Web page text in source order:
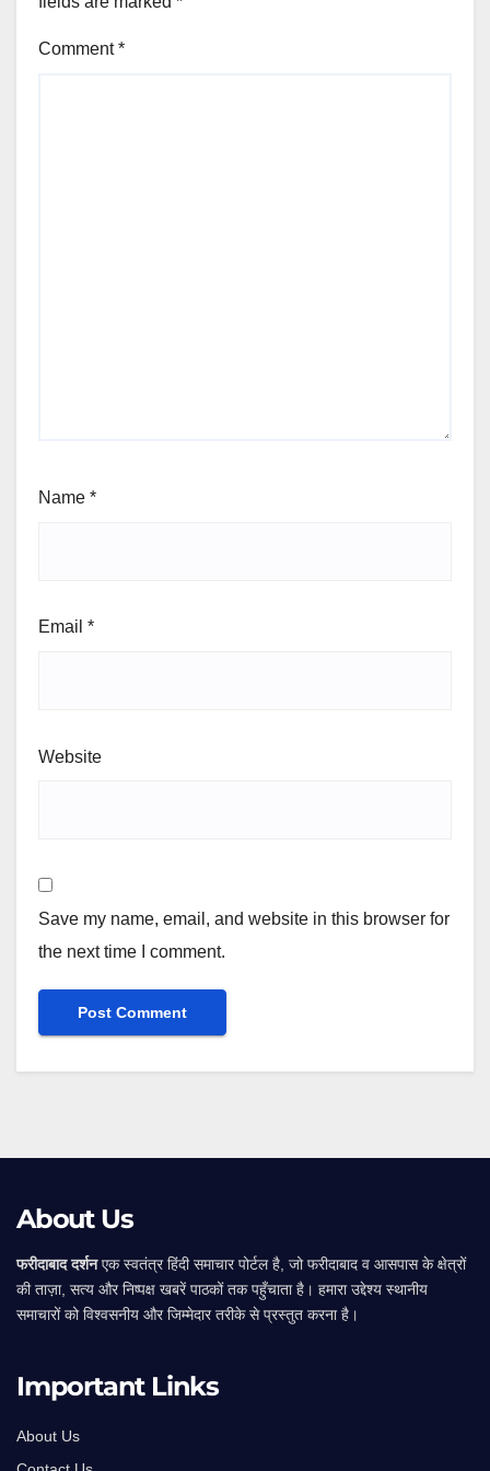
Comment*
Name *
Email *
Website
Save my name, email, and website in this browser for
the next time I comment.
About Us
फरीदाबाद दर्शनएक स्वतंत्र हिंदी समाचार पोर्टल है, जो फरीदाबाद व आसपास के क्षेत्रों
की ताज़ा, सत्य और निष्पक्ष खबरें पाठकों तक पहुँचाता है। हमारा उद्देश्य स्थानीय
समाचारों को विश्वसनीय और जिम्मेदार तरीके से प्रस्तुत करना है।
Important Links
About Us